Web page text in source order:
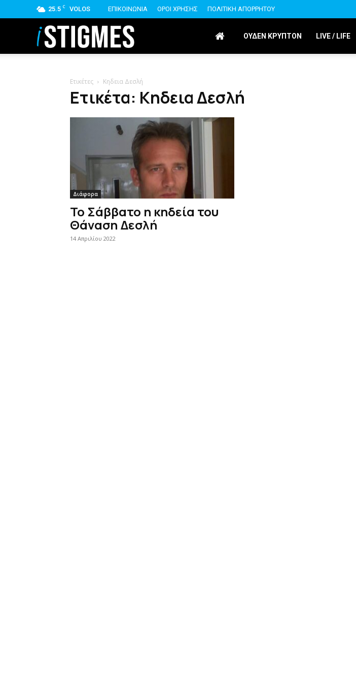
25.5 C VOLOS ΕΠΙΚΟΙΝΩΝΙΑ ΟΡΟΙ ΧΡΗΣΗΣ ΠΟΛΙΤΙΚΗ ΑΠΟΡΡΗΤΟΥ
istigmes ΟΥΔΕΝ ΚΡΥΠΤΟΝ LIVE / LIFE
Ετικέτες Κηδεια Δεσλή
Ετικέτα: Κηδεια Δεσλή
Διάφορα
Το Σάββατο η κηδεία του
Θάναση Δεσλή
14 Απριλίου 2022